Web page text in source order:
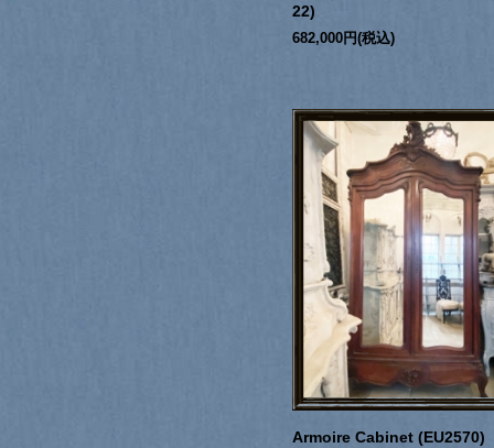
22)
682,000円(税込)
Armoire Cabinet (EU2570)